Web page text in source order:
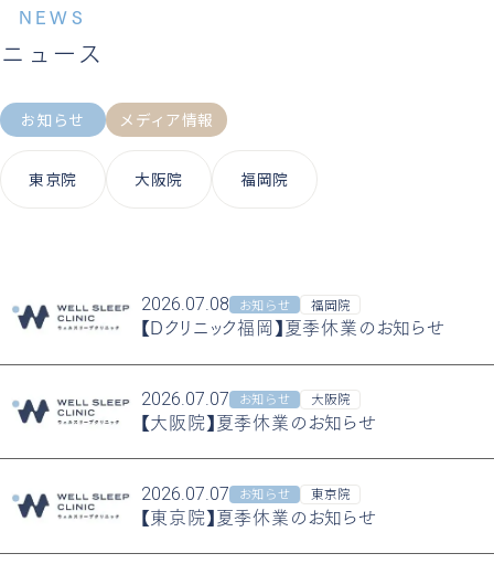
NEWS
ニュース
お知らせ メディア情報
東京院 大阪院 福岡院
2026.07.08 お知らせ 福岡院
【Dクリニック福岡】夏季休業のお知らせ
2026.07.07 お知らせ 大阪院
【大阪院】夏季休業のお知らせ
2026.07.07 お知らせ 東京院
【東京院】夏季休業のお知らせ